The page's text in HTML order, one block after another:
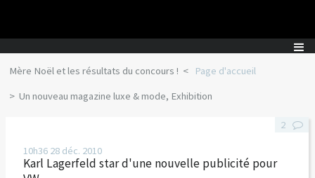
Mère Noël et les résultats du concours !
Page d'accueil
Un nouveau magazine luxe & mode, Exhibition
10h36 28 déc. 2010
Karl Lagerfeld star d'une nouvelle publicité pour
2